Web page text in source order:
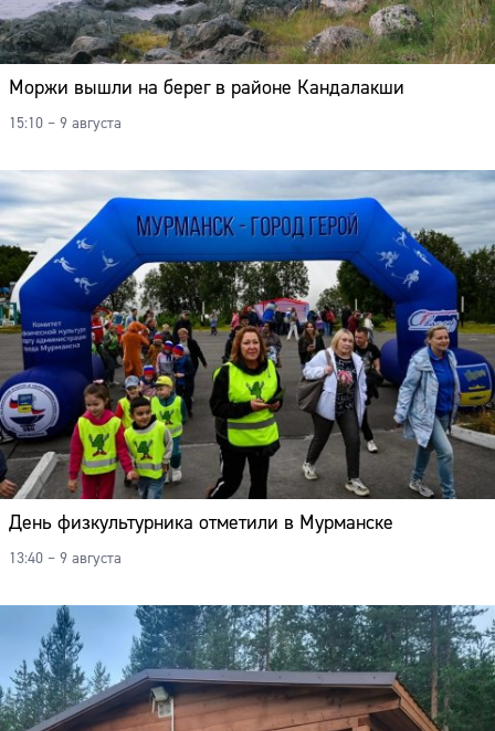
Моржи вышли на берег в районе Кандалакши
15:10 – 9 августа
День физкультурника отметили в Мурманске
13:40 – 9 августа